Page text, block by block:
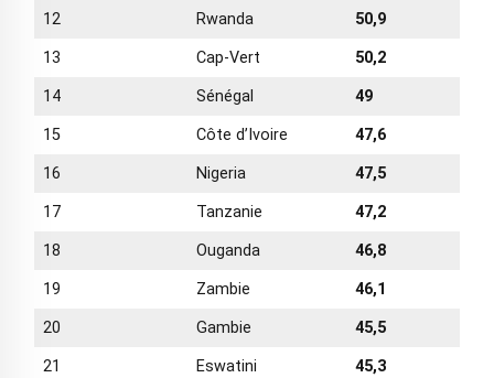
12 Rwanda 50,9
13 Cap-Vert 50,2
14 Sénégal 49
15 Côte d’Ivoire 47,6
16 Nigeria 47,5
17 Tanzanie 47,2
18 Ouganda 46,8
19 Zambie 46,1
20 Gambie 45,5
21 Eswatini 45,3